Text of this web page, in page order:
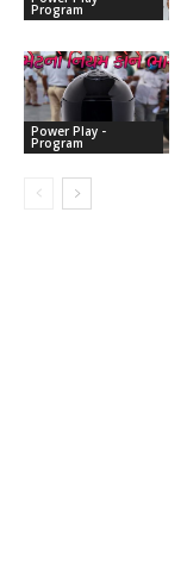
Program
Power Play -
Program